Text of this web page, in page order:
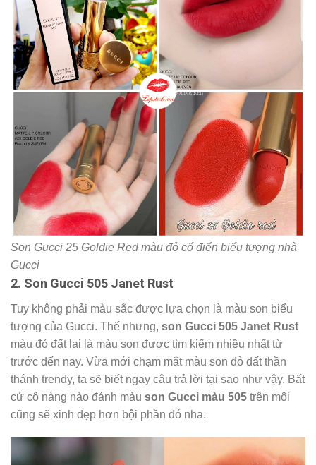
Son Gucci 25 Goldie Red màu đỏ cổ điển biểu tượng nhà
Gucci
2. Son Gucci 505 Janet Rust
Tuy không phải màu sắc được lựa chọn là màu son biểu
tượng của Gucci. Thế nhưng, son Gucci 505 Janet Rust
màu đỏ đất lại là màu son được tìm kiếm nhiều nhất từ
trước đến nay. Vừa mới chạm mắt màu son đỏ đất thần
thánh trendy, ta sẽ biết ngay câu trả lời tại sao như vậy. Bất
cứ cô nàng nào đánh màu son Gucci màu 505 trên môi
cũng sẽ xinh đẹp hơn bội phần đó nha.